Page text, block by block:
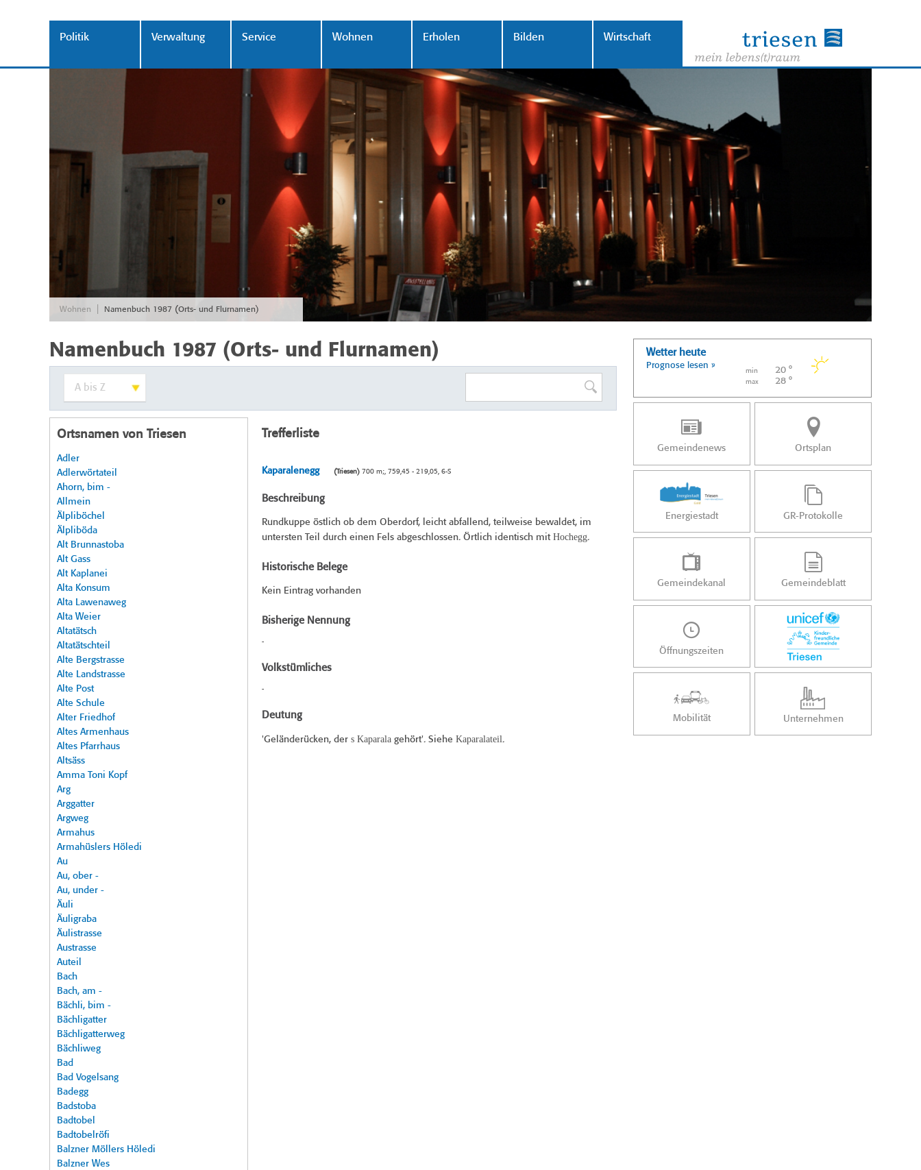
Politik Verwaltung Service Wohnen Erholen Bilden Wirtschaft
Wohnen Namenbuch 1987 (Orts- und Flurnamen)
Namenbuch 1987 (Orts- und Flurnamen)
Ortsnamen von Triesen
Adler
Adlerwörtateil
Ahorn, bim -
Allmein
Älpliböchel
Älpliböda
Alt Brunnastoba
Alt Gass
Alt Kaplanei
Alta Konsum
Alta Lawenaweg
Alta Weier
Altatätsch
Altatätschteil
Alte Bergstrasse
Alte Landstrasse
Alte Post
Alte Schule
Alter Friedhof
Altes Armenhaus
Altes Pfarrhaus
Altsäss
Amma Toni Kopf
Arg
Arggatter
Argweg
Armahus
Armahüslers Höledi
Au
Au, ober -
Au, under -
Äuli
Äuligraba
Äulistrasse
Austrasse
Auteil
Bach
Bach, am -
Bächli, bim -
Bächligatter
Bächligatterweg
Bächliweg
Bad
Bad Vogelsang
Badegg
Badstoba
Badtobel
Badtobelröfi
Balzner Möllers Höledi
Balzner Wes
Trefferliste
Kaparalenegg (Triesen)700 m;, 759,45 - 219,05, 6-S
Beschreibung
Rundkuppe östlich ob dem Oberdorf, leicht abfallend, teilweise bewaldet, im
untersten Teil durch einen Fels abgeschlossen. Örtlich identisch mit Hochegg.
Historische Belege
Kein Eintrag vorhanden
Bisherige Nennung
-
Volkstümliches
-
Deutung
'Geländerücken, der s Kaparalagehört'. Siehe Kaparalateil.
Wetter heute
Prognose lesen »
min 20 °
max 28 °
Gemeindenews Ortsplan
Energiestadt GR-Protokolle
Gemeindekanal Gemeindeblatt
Öffnungszeiten
Mobilität Unternehmen